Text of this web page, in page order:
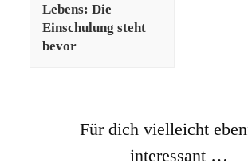
Lebens: Die
Einschulung steht
bevor
Für dich vielleicht
interessant …